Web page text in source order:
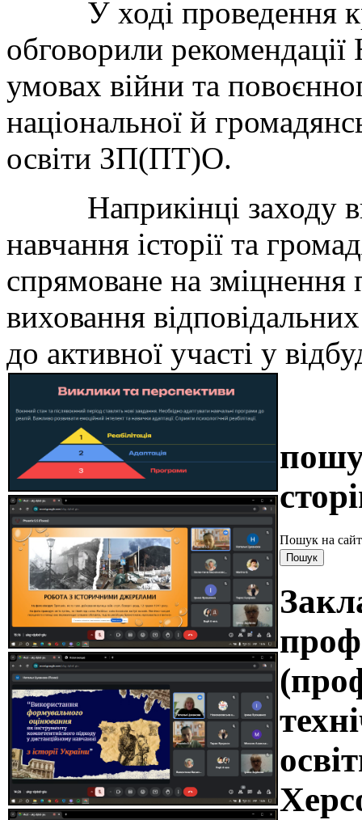
У ході проведення
обговорили
умовах війни та
національної й
освіти ЗП(ПТ)О.
Наприкінці заходу
навчання історії та
спрямоване на зміцнення
виховання
до активної участі у
Пошук на